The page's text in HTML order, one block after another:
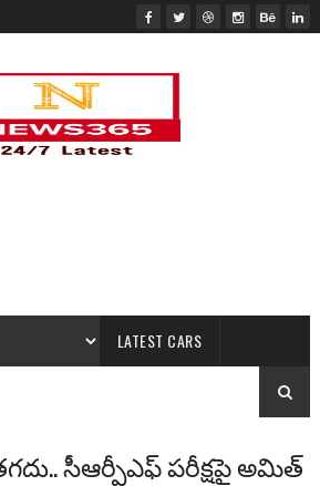
LATEST CARS
సీఆర్పీఎఫ్ పరీక్షపై అమిత్